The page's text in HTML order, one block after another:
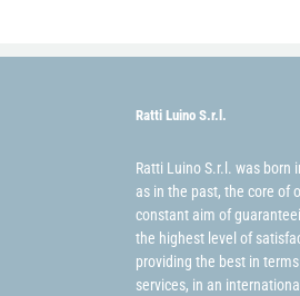
Ratti Luino S.r.l.
Ratti Luino S.r.l. was born
as in the past, the core of
constant aim of
the highest level of
providing the best in
services, in an